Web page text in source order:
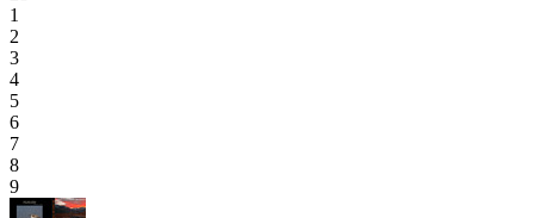
1
2
3
4
5
6
7
8
9